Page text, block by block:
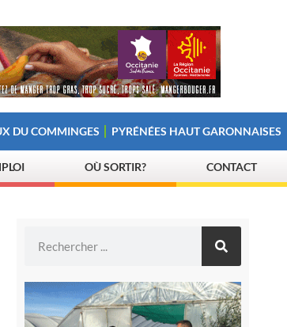
DU COMMINGES PYRÉNÉES HAUT GARONNAISES
OÙ SORTIR? CONTACT